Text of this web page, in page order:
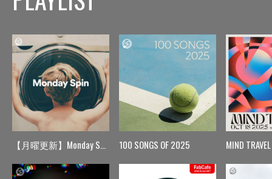
【月曜更新】Monday Spin 100 SONGS OF 2025 MIND TRAVEL